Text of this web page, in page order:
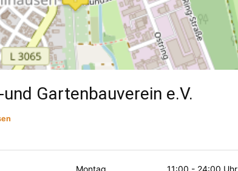
Gartenbauverein e.V.
Montag
11:00 - 24:00 Uhr